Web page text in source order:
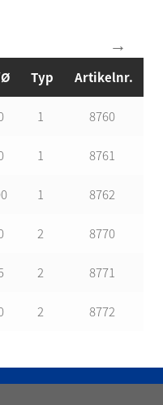
Typ Artikelnr.
1 8760
1 8761
1 8762
2 8770
2 8771
2 8772